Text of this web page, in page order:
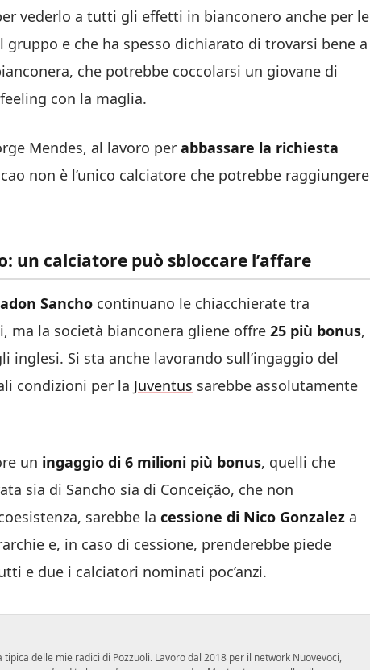
vederlo a tutti gli effetti in bianconero anche per le
e che ha spesso dichiarato di trovarsi bene a
che potrebbe coccolarsi un giovane di
con la maglia.
Mendes, al lavoro per abbassare la richiesta
non è l’unico calciatore che potrebbe raggiungere
un calciatore può sbloccare l’affare
Sancho continuano le chiacchierate tra
ma la società bianconera gliene offre 25 più bonus,
Si sta anche lavorando sull’ingaggio del
condizioni per la Juventus sarebbe assolutamente
un ingaggio di 6 milioni più bonus, quelli che
sia di Sancho sia di Conceição, che non
sarebbe la cessione di Nico Gonzalez a
e, in caso di cessione, prenderebbe piede
e due i calciatori nominati poc’anzi.
delle mie radici di Pozzuoli. Lavoro dal 2018 per il network Nuovevoci,